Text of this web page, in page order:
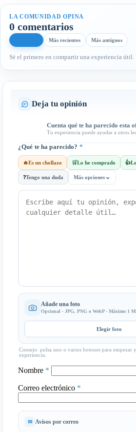
LA COMUNIDAD OPINA
0 comentarios
Más recientes Más antiguos
Sé el primero en compartir una experiencia útil.
Deja tu opinión
Cuenta qué te ha parecido esta
Tu experiencia puede ayudar a otros
¿Qué te ha parecido? *
🔥Es un chollazo 🛒Lo he comprado 👍
❓Tengo una duda Más opciones ⌄
Añade una foto
Opcional · JPG, PNG o WebP · Máximo 1
Elegir foto
Consejo: pulsa uno o varios botones para empezar
experiencia.
Nombre *
Correo electrónico *
Avisos por correo